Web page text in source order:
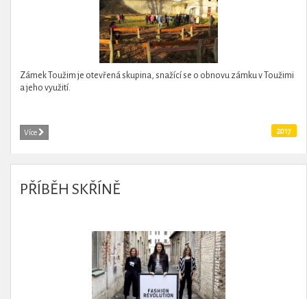
Zámek Toužim je otevřená skupina, snažící se o obnovu zámku v Toužimi
a jeho využití.
Více 2017
PŘÍBĚH SKŘÍNĚ